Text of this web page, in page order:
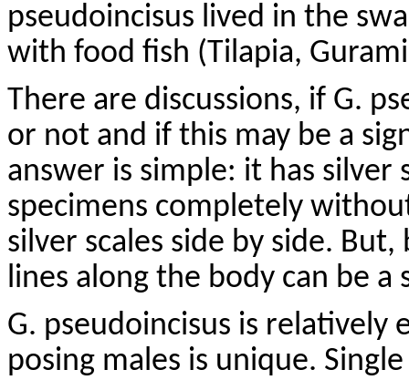
pseudoincisus lived in the
with food fish (Tilapia,
There are discussions, if G.
or not and if this may be a
answer is simple: it has silver
specimens completely
silver scales side by side.
lines along the body can be
G. pseudoincisus is relatively
posing males is unique.